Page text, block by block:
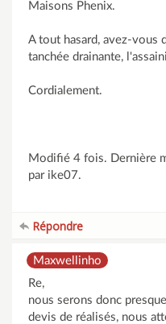
Maisons Phenix.
A tout hasard, avez-vous
tanchée drainante,
Cordialement.
Modifié 4 fois. Dernière
par ike07.
Répondre
Maxwellinho
Re,
nous serons donc
devis de réalisés, nous